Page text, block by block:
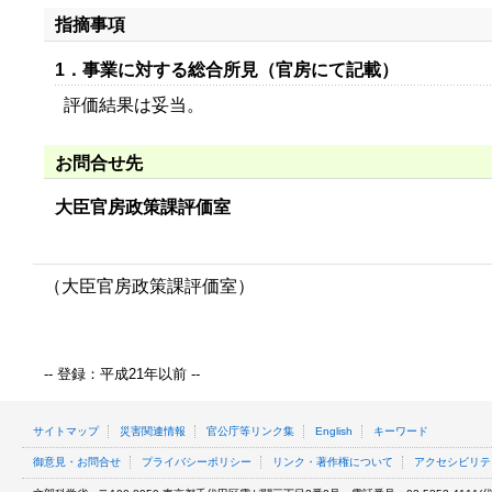
指摘事項
1．事業に対する総合所見（官房にて記載）
評価結果は妥当。
お問合せ先
大臣官房政策課評価室
（大臣官房政策課評価室）
-- 登録：平成21年以前 --
サイトマップ 災害関連情報 官公庁等リンク集 English キーワード
御意見・お問合せ プライバシーポリシー リンク・著作権について アクセシビリ